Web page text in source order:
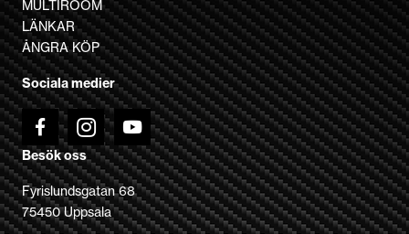
MULTIROOM
LÄNKAR
ÅNGRA KÖP
Sociala medier
Besök oss
Fyrislundsgatan 68
75450 Uppsala